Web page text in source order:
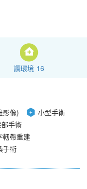
讚環境 16
影像)
小型手術
部手術
軔帶重建
手術